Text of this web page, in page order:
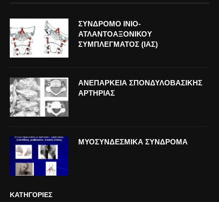
ΣΥΝΔΡΟΜΟ ΙΝΙΟ-
ΑΤΛΑΝΤΟΑΞΟΝΙΚΟΥ
ΣΥΜΠΛΕΓΜΑΤΟΣ (ΙΑΣ)
ΑΝΕΠΑΡΚΕΙΑ ΣΠΟΝΔΥΛΟΒΑΣΙΚΗΣ
ΑΡΤΗΡΙΑΣ
ΜΥΟΣΥΝΔΕΣΜΙΚΑ ΣΥΝΔΡΟΜΑ
ΚΑΤΗΓΟΡΊΕΣ